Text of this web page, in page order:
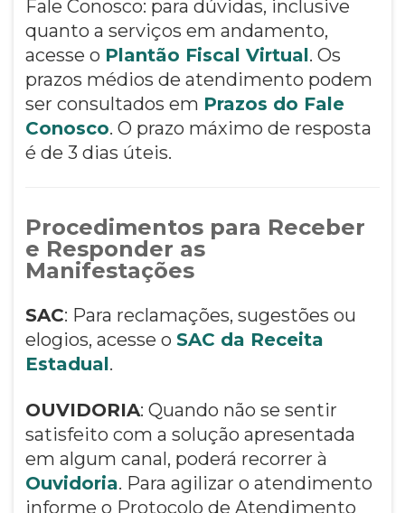
Fale Conosco: para dúvidas, inclusive
quanto a serviços em andamento,
acesse o Plantão Fiscal Virtual. Os
prazos médios de atendimento podem
ser consultados em Prazos do Fale
Conosco. O prazo máximo de resposta
é de 3 dias úteis.
Procedimentos para Receber
e Responder as
Manifestações
SAC: Para reclamações, sugestões ou
elogios, acesse o SAC da Receita
Estadual.
OUVIDORIA: Quando não se sentir
satisfeito com a solução apresentada
em algum canal, poderá recorrer à
Ouvidoria. Para agilizar o atendimento
informe o Protocolo de Atendimento